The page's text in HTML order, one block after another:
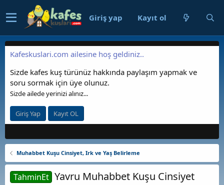
Giriş yap Kayıt ol
Kafeskuslari.com ailesine hoş geldiniz..
Sizde kafes kuş türünüz hakkında paylaşım yapmak ve
soru sormak için üye olunuz.
Sizde ailede yerinizi alınız...
Giriş Yap Kayıt OL
Muhabbet Kuşu Cinsiyet, Irk ve Yaş Belirleme
TahminEt Yavru Muhabbet Kuşu Cinsiyet